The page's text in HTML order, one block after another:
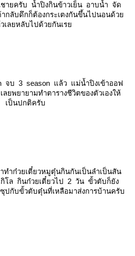
ายครับ น้ำปิงกินข้าวเย็น อาบน้ำ จัด
ากลับดึกก็ต้องกระเตงกันขึ้นไปนอนด้ว
เลยหลับไปด้วยกันเร
จบ 3 season แล้ว แม่น้ำปิงเข้าออฟ
พยายามทำตารางชีวิตของตัวเองให้
เป็นปกติครับ
ำก๋วยเตี๋ยวหมูตุ๋นกินกันเป็นลำเป็นสัน
โล กินก๋วยเตี๋ยวไป 2 วัน ขั้วตับก็ยัง
ปกับขั้วตับตุ๋นที่เหลือมาส่งการบ้านครับ